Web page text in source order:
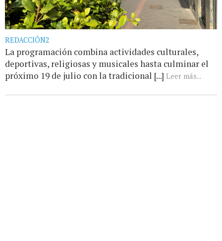
REDACCIÓN2
La programación combina actividades culturales,
deportivas, religiosas y musicales hasta culminar el
próximo 19 de julio con la tradicional [...] Leer más...